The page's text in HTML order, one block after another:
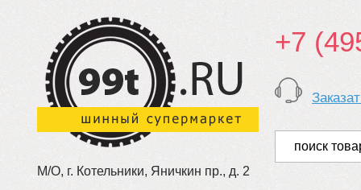
М/О, г. Котельники, Яничкин пр., д. 2
+7